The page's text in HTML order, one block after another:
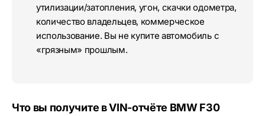
утилизации/затопления, угон, скачки одометра,
количество владельцев, коммерческое
использование. Вы не купите автомобиль с
«грязным» прошлым.
Что вы получите в VIN-отчёте BMW F30